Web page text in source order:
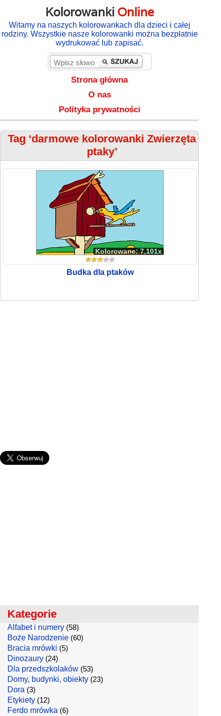
Kolorowanki Online
Witamy na naszych kolorowankach dla dzieci i całej
rodziny. Wszystkie nasze kolorowanki można bezpłatnie
wydrukować lub zapisać.
Strona główna
O nas
Polityka prywatności
Tag ‘darmowe kolorowanki Zwierzęta
ptaky’
Kolorowane: 7,101x
Budka dla ptaków
Kategorie
Alfabet i numery (58)
Boże Narodzenie (60)
Bracia mrówki (5)
Dinozaury (24)
Dla przedszkolaków (53)
Domy, budynki, obiekty (23)
Dora (3)
Etykiety (12)
Ferdo mrówka (6)